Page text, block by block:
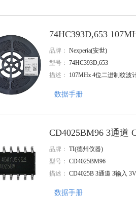
国民技术)
Connectivity(泰科电子)
铭普光磁)
迈凌)
楼氏)
尼得科)
亿光
皓富)
74HC393D,653
品牌： Nexperia(安世)
型号： 74HC393D,653
描述：
107MHz 4位二进制纹波
数据手册
CD4025BM96 3通道
品牌： TI(德州仪器)
型号： CD4025BM96
描述： CD4025B 3通道 3输入
数据手册